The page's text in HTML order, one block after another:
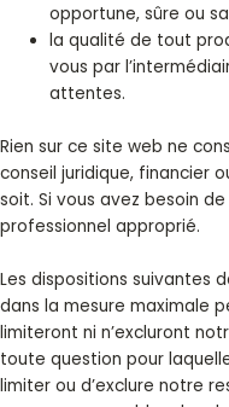
opportune, sûre ou
la qualité de tout
vous par
attentes.
Rien sur ce site web ne
conseil juridique, financier
soit. Si vous avez besoin
professionnel approprié.
Les dispositions suivantes
dans la mesure maximale
limiteront ni n’excluront
toute question pour
limiter ou d’exclure notre